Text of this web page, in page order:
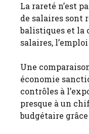
La rareté n’est
de salaires sont
balistiques et la
salaires,
Une
économie
contrôles à
presque à un
budgétaire